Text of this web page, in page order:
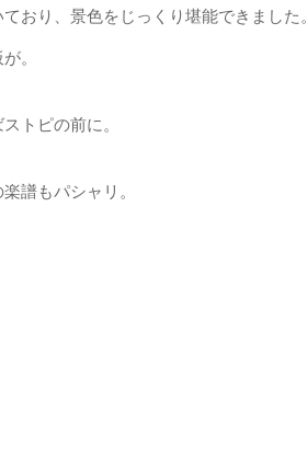
おり、景色をじっくり堪能できました。
。
トピの前に。
譜もパシャリ。